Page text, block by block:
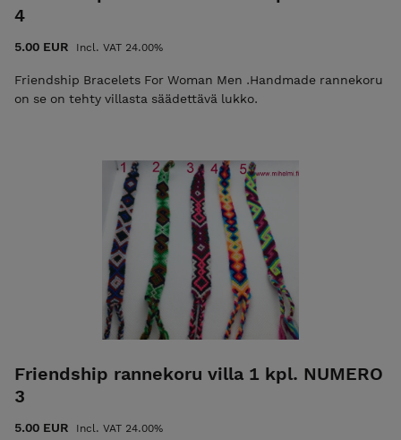
4
5.00 EUR Incl. VAT 24.00%
Friendship Bracelets For Woman Men .Handmade rannekoru
on se on tehty villasta säädettävä lukko.
Friendship rannekoru villa 1 kpl. NUMERO
3
5.00 EUR Incl. VAT 24.00%